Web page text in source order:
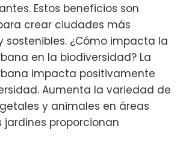
Estos beneficios son
crear ciudades más
sostenibles. ¿Cómo impacta la
en la biodiversidad? La
impacta positivamente
Aumenta la variedad de
y animales en áreas
jardines proporcionan